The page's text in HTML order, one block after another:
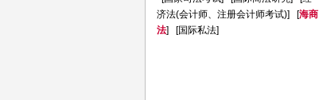
济法(会计师、注册会计师考试)] [海商
法] [国际私法]